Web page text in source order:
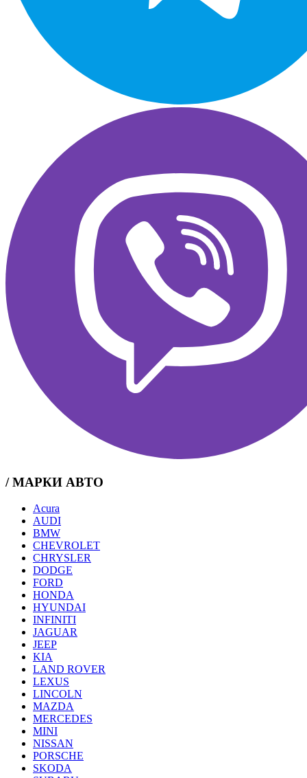
/ МАРКИ АВТО
Acura
AUDI
BMW
CHEVROLET
CHRYSLER
DODGE
FORD
HONDA
HYUNDAI
INFINITI
JAGUAR
JEEP
KIA
LAND ROVER
LEXUS
LINCOLN
MAZDA
MERCEDES
MINI
NISSAN
PORSCHE
SKODA